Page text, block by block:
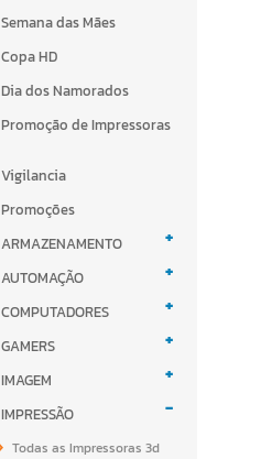
Semana das Mães
Copa HD
Dia dos Namorados
Promoção de Impressoras
Vigilancia
Promoções
ARMAZENAMENTO
+
AUTOMAÇÃO +
COMPUTADORES +
GAMERS +
IMAGEM +
IMPRESSÃO -
Todas as Impressoras 3d